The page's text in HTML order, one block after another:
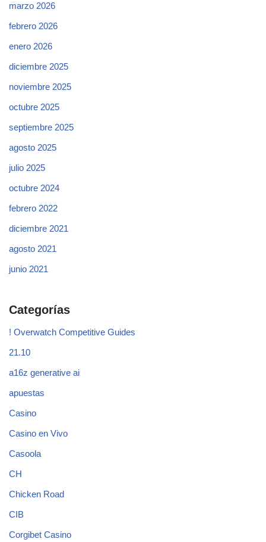
marzo 2026
febrero 2026
enero 2026
diciembre 2025
noviembre 2025
octubre 2025
septiembre 2025
agosto 2025
julio 2025
octubre 2024
febrero 2022
diciembre 2021
agosto 2021
junio 2021
Categorías
! Overwatch Competitive Guides
21.10
a16z generative ai
apuestas
Casino
Casino en Vivo
Casoola
CH
Chicken Road
CIB
Corgibet Casino